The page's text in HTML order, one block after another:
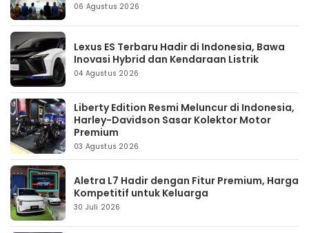
06 Agustus 2026
Lexus ES Terbaru Hadir di Indonesia, Bawa
Inovasi Hybrid dan Kendaraan Listrik
04 Agustus 2026
Liberty Edition Resmi Meluncur di Indonesia,
Harley-Davidson Sasar Kolektor Motor
Premium
03 Agustus 2026
Aletra L7 Hadir dengan Fitur Premium, Harga
Kompetitif untuk Keluarga
30 Juli 2026